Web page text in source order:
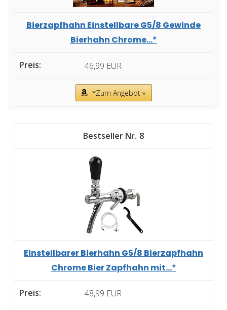
Bierzapfhahn Einstellbare G5/8 Gewinde
Bierhahn Chrome...*
46,99 EUR
*Zum Angebot »
8
Einstellbarer Bierhahn G5/8 Bierzapfhahn
Chrome Bier Zapfhahn mit...*
48,99 EUR